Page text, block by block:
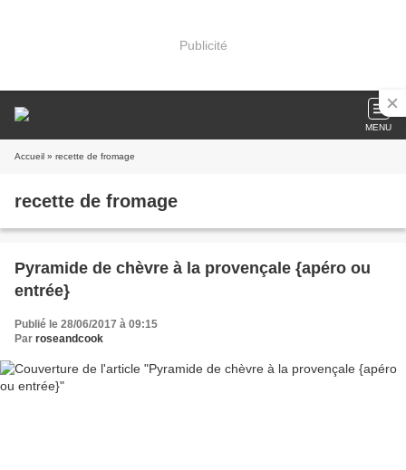
Publicité
MENU
Accueil » recette de fromage
recette de fromage
Pyramide de chèvre à la provençale {apéro ou
entrée}
Publié le 28/06/2017 à 09:15
Par roseandcook